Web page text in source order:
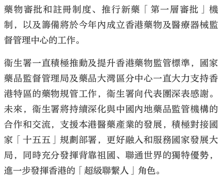
藥物審批和註冊制度、推行新藥「第一層審批」機
制，以及籌備將於今年內成立香港藥物及醫療器械監
督管理中心的工作。
衞生署一直積極推動及提升香港藥物監管標準，國家
藥品監督管理局及藥品大灣區分中心一直大力支持香
港特區的藥物規管工作，衞生署向代表團深表感謝。
未來，衞生署將持續深化與中國內地藥品監管機構的
合作和交流，支援本港醫藥產業的發展，積極對接國
家「十五五」規劃部署，更好融入和服務國家發展大
局，同時充分發揮背靠祖國、聯通世界的獨特優勢，
進一步發揮香港的「超級聯繫人」角色。